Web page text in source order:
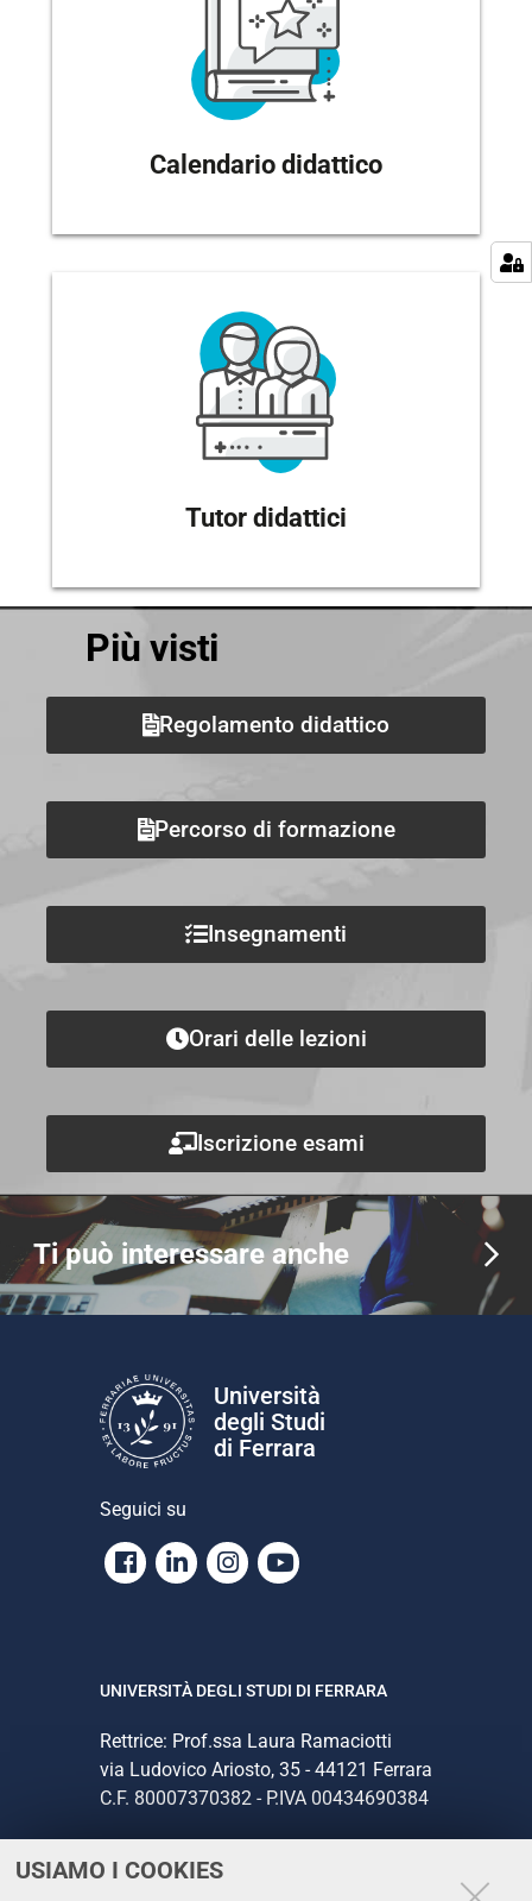
USIAMO I COOKIES
Calendario didattico
Tutor didattici
Più visti
Regolamento didattico
Percorso di formazione
Insegnamenti
Orari delle lezioni
Iscrizione esami
Ti può interessare anche
Università
degli Studi
di Ferrara
Seguici su
Facebook
LinkedinInstagram
Youtube
UNIVERSITÀ DEGLI STUDI DI FERRARA
Rettrice: Prof.ssa Laura Ramaciotti
via Ludovico Ariosto, 35 - 44121 Ferrara
C.F. 80007370382 - P.IVA 00434690384
CONTATTI